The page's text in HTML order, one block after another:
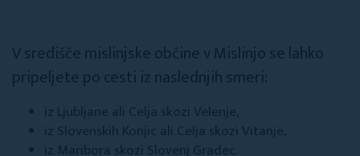
V središče mislinjske občine v Mislinjo se lahko
pripeljete po cesti iz naslednjih smeri: